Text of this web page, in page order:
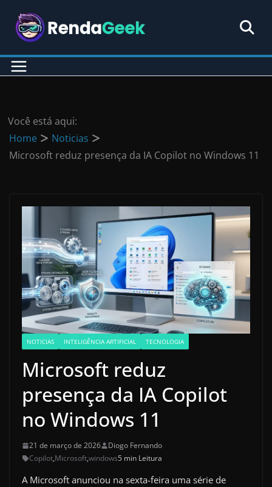
para
conteúdo
Você está aqui:
Home
Noticias
Microsoft reduz presença da IA Copilot no Windows 11
NOTICIAS INTELIGÊNCIA ARTIFICIAL TECNOLOGIA
Microsoft reduz
presença da IA Copilot
no Windows 11
21 de março de 2026
Diogo Fernando
Copilot,Microsoft,windows5 min Leitura
A Microsoft anunciou na sexta-feira uma série de